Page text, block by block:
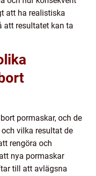
att ha realistiska
att resultatet kan ta
pormaskar, och de
vilka resultat de
rengöra och
nya pormaskar
till att avlägsna